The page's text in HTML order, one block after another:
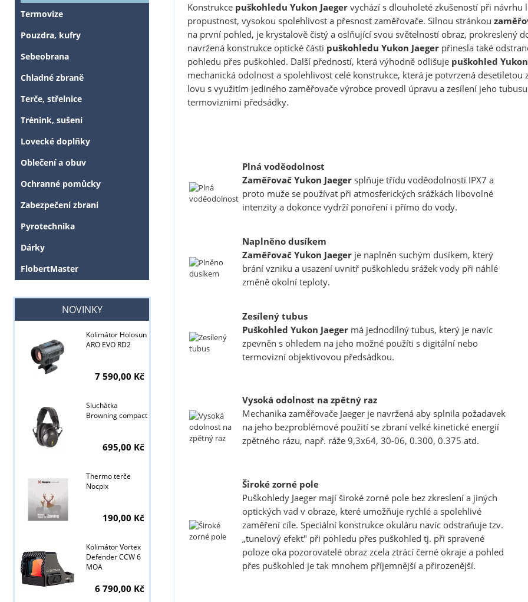
Konstrukce puškohledu Yukon Jaegervychází s dlouholeté zkušeností při návrhu
propustnost, vysokou spolehlivost a přesnost zaměřovače. Silnou stránkou
na první pohled, je krystalově čistý a oslňující svou světelností obraz, prokreslený
navržená konstrukce optické části puškohledu Yukon Jaegerpřinesla také
pohledu přes puškohled. Další předností, která výhodně odlišuje puškohled
mechanická odolnost a spolehlivost celé konstrukce, která je potvrzená
lovu s využitím jediného zaměřovače výrobce provedl úpravu a zesílení jeho
termoviznimi předsádky.
Plná voděodolnost
Zaměřovač Yukon Jaegersplňuje třídu voděodolnosti IPX7 a
proto muže se používat při atmosferických srážkách libovolné
intenzity a dokonce vydrží ponoření i přímo do vody.
Naplněno dusíkem
Zaměřovač Yukon Jaegerje naplněn suchým dusíkem, který
brání vzniku a usazení uvnitř puškohledu srážek vody při náhlé
změně okolní teploty.
Zesílený tubus
Puškohled Yukon Jaegermá jednodílný tubus, který je navíc
zpevněn s ohledem na jeho možné použíti s digitální nebo
termovizní objektivovou předsádkou.
Vysoká odolnost na zpětný raz
Mechanika zaměřovače Jaeger je navržená aby splnila požadavek
na jeho bezproblémové použití se zbraní velké kinetické energií
zpětného rázu, např. ráže 9,3x64, 30-06, 0.300, 0.375 atd.
Široké zorné pole
Puškohledy Jaeger mají široké zorné pole bez zkreslení a jiných
optických vad v obraze, které umožňuje rychlé a spolehlivé
zaměření cíle. Speciální konstrukce okuláru navíc odstraňuje tzv.
„tunelový efekt" při pohledu přes puškohled tj. při spravené
poloze oka pozorovatelé obraz zcela ztrácí černé okraje a pohled
přes puškohled je tak mnohem příjemnější a přirozenější.
Termovize
Pouzdra, kufry
Sebeobrana
Chladné zbraně
Terče, střelnice
Trénink, sušení
Lovecké doplňky
Oblečení a obuv
Ochranné pomůcky
Zabezpečení zbraní
Pyrotechnika
Dárky
FlobertMaster
NOVINKY
Kolimátor Holosun
ARO EVO RD2
7 590,00 Kč
Sluchátka
Browning compact
695,00 Kč
Thermo terče
Nocpix
190,00 Kč
Kolimátor Vortex
Defender CCW 6
MOA
6 790,00 Kč
Tyto stránky jsou určeny pouze odborné veřejnosti od 18 let a podnikatelům v
ANO